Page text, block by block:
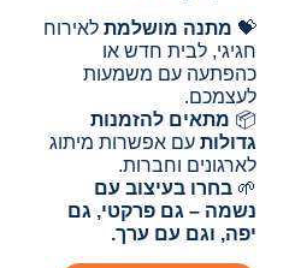
💝 מתנה מושלמת לאירוח
חגיגי, לבית חדש או
כהפתעה עם משמעות
לעצמכם.
📦 מתאים להזמנות
גדולות עם אפשרות מיתוג
לארגונים וחברות.
🌱בחרו בעיצוב עם
נשמה – גם פרקטי, גם
יפה, וגם עם ערך.